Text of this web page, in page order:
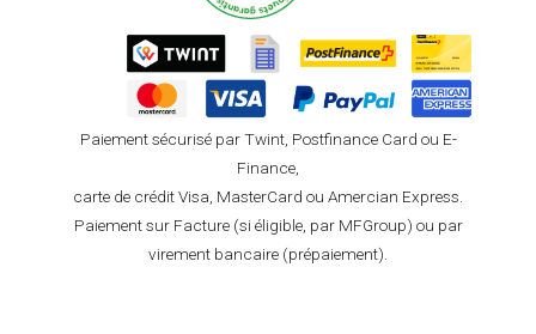
Paiement sécurisé par Twint, Postfinance Card ou E-
Finance,
carte de crédit Visa, MasterCard ou Amercian Express.
Paiement sur Facture (si éligible, par MFGroup) ou par
virement bancaire (prépaiement).